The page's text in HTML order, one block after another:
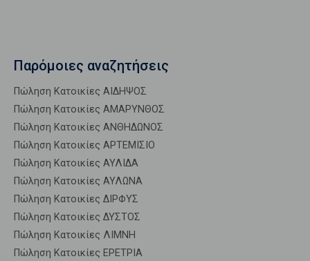
Παρόμοιες αναζητήσεις
Πώληση Κατοικίες ΑΙΔΗΨΟΣ
Πώληση Κατοικίες ΑΜΑΡΥΝΘΟΣ
Πώληση Κατοικίες ΑΝΘΗΔΩΝΟΣ
Πώληση Κατοικίες ΑΡΤΕΜΙΣΙΟ
Πώληση Κατοικίες ΑΥΛΙΔΑ
Πώληση Κατοικίες ΑΥΛΩΝΑ
Πώληση Κατοικίες ΔΙΡΦΥΣ
Πώληση Κατοικίες ΔΥΣΤΟΣ
Πώληση Κατοικίες ΛΙΜΝΗ
Πώληση Κατοικίες ΕΡΕΤΡΙΑ